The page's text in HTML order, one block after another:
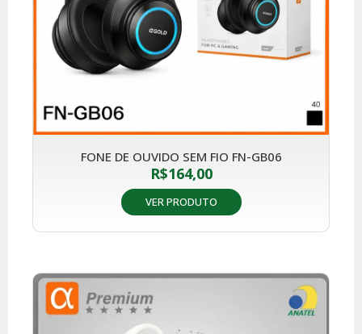
FONE DE OUVIDO SEM FIO FN-GB06
R$164,00
VER PRODUTO